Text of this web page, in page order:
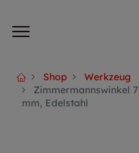
Shop
Werkzeug
Zimmermannswinkel
mm, Edelstahl